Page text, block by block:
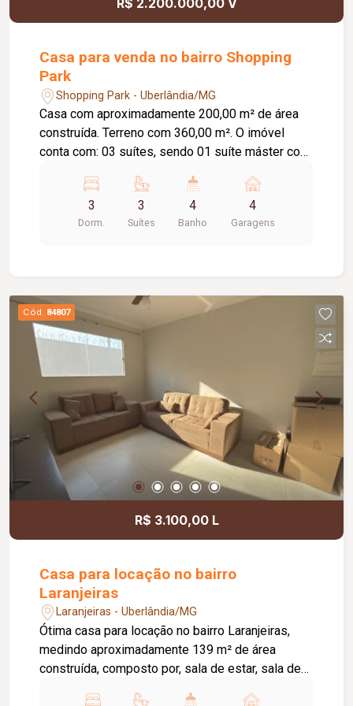
R$ 2.200.000,00 V
Casa para venda no bairro Shopping
Park
Shopping Park - Uberlândia/MG
Casa com aproximadamente 200,00 m² de área
construída. Terreno com 360,00 m². O imóvel
conta com: 03 suítes, sendo 01 suíte máster com
com possibilidade de conversão para o 4º quarto;
Banheiro social; Lavabo externo; Sala com pé-
direito duplo; Cozinha completa com armários
garagem; O condomínio oferece: Portaria 24
horas com segurança armada; 03 salões de
festas; 02 quadras de tênis; Quadra de peteca;
Quadra de voleibol; Quadra de beach tennis;
Piscina aquecida; Academia; Playground;
Diferenciais: Armários planejados em toda a
casa; Energia fotovoltaica; Aquecimento solar;
Louças e metais Deca; Portas internas em ACM
na cor champanhe; Jardins com irrigação
automatizada; Projeto de iluminação completo;
Janelas e porta da suíte máster automatizadas;
Ambientes amplos, modernos e planejados para
oferecer conforto, sofisticação e funcionalidade.
3
Dorm.
3
Suítes
4
Banho
4
Garagens
Cód. 84807
R$ 3.100,00 L
Casa para locação no bairro
Laranjeiras
Laranjeiras - Uberlândia/MG
Ótima casa para locação no bairro Laranjeiras,
medindo aproximadamente 139 m² de área
construída, composto por, sala de estar, sala de